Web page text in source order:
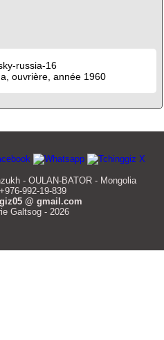
ouvrière, année 1960
- OULAN-BATOR - Mongolia
992-19-839
@ gmail.com
Galtsog - 2026